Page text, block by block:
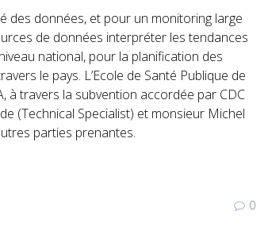
données, et pour un monitoring large
de données interpréter les tendances
national, pour la planification des
le pays. L’Ecole de Santé Publique de
à travers la subvention accordée par CDC
(Technical Specialist) et monsieur Michel
parties prenantes.
0